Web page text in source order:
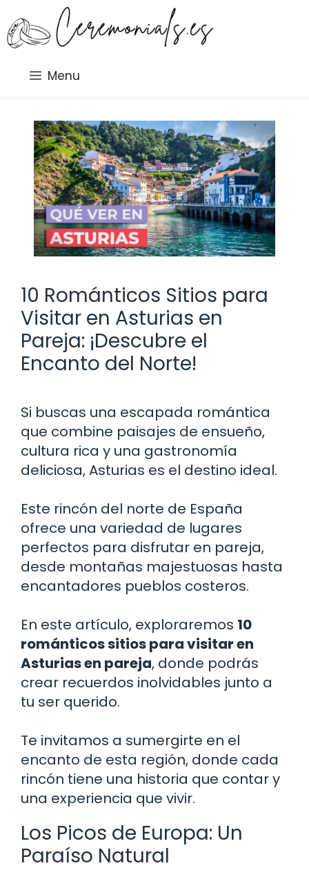
al
contenido
Menu
10 Románticos Sitios para
Visitar en Asturias en
Pareja: ¡Descubre el
Encanto del Norte!
Si buscas una escapada romántica
que combine paisajes de ensueño,
cultura rica y una gastronomía
deliciosa, Asturias es el destino ideal.
Este rincón del norte de España
ofrece una variedad de lugares
perfectos para disfrutar en pareja,
desde montañas majestuosas hasta
encantadores pueblos costeros.
En este artículo, exploraremos 10
románticos sitios para visitar en
Asturias en pareja, donde podrás
crear recuerdos inolvidables junto a
tu ser querido.
Te invitamos a sumergirte en el
encanto de esta región, donde cada
rincón tiene una historia que contar y
una experiencia que vivir.
Los Picos de Europa: Un
Paraíso Natural